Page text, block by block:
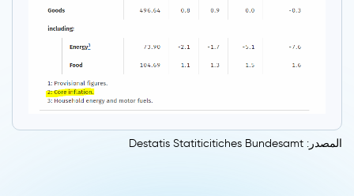
المصدر: Destatis Statiticitiches Bundesamt